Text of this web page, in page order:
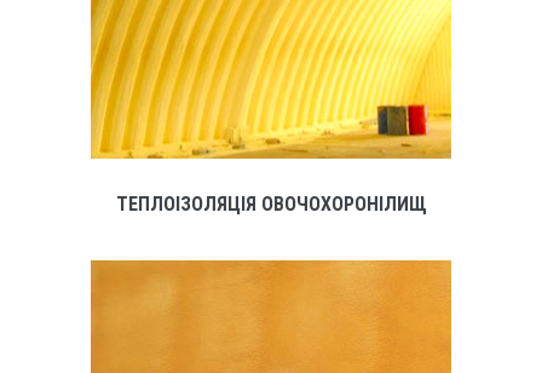
ТЕПЛОІЗОЛЯЦІЯ ОВОЧОХОРОНІЛИЩ